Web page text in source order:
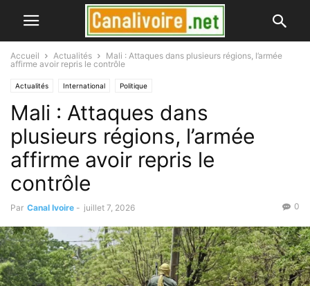
Accueil Actualités
Mali : Attaques dans plusieurs régions, l’armée
affirme avoir repris le contrôle
Actualités International Politique
Mali : Attaques dans
plusieurs régions, l’armée
affirme avoir repris le
contrôle
Par Canal Ivoire - juillet 7, 2026 0